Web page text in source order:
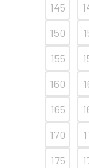
145
150
155
160
165
170
175